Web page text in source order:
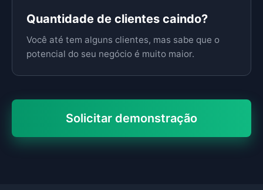
Quantidade de clientes caindo?
Você até tem alguns clientes, mas sabe que o
potencial do seu negócio é muito maior.
Solicitar demonstração